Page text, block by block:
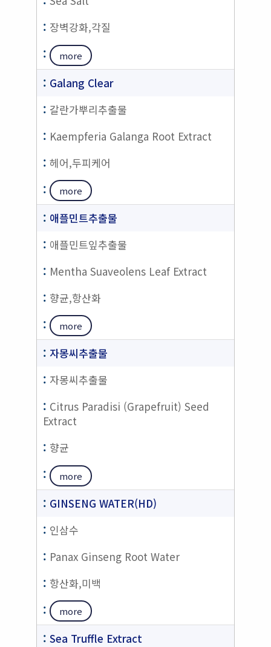
장벽강화,각질
more
Galang Clear
갈란가뿌리추출물
Kaempferia Galanga Root Extract
헤어,두피케어
more
애플민트추출물
애플민트잎추출물
Mentha Suaveolens Leaf Extract
향균,항산화
more
자몽씨추출물
자몽씨추출물
Citrus Paradisi (Grapefruit) Seed
Extract
향균
more
GINSENG WATER(HD)
인삼수
Panax Ginseng Root Water
항산화,미백
more
Sea Truffle Extract